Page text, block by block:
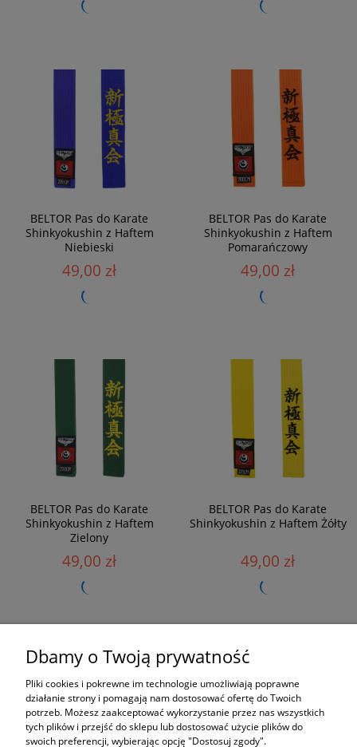
BELTOR Pas do Karate
Shinkyokushin z Haftem
Niebieski
49,00 zł
BELTOR Pas do Karate
Shinkyokushin z Haftem
Pomarańczowy
49,00 zł
BELTOR Pas do Karate
Shinkyokushin z Haftem
Zielony
49,00 zł
BELTOR Pas do Karate
Shinkyokushin z Haftem Żółty
49,00 zł
Zamówienia
Moje konto
Dbamy o Twoją prywatność
Pliki cookies i pokrewne im technologie umożliwiają poprawne
działanie strony i pomagają nam dostosować ofertę do Twoich
potrzeb. Możesz zaakceptować wykorzystanie przez nas wszystkich
tych plików i przejść do sklepu lub dostosować użycie plików do
swoich preferencji, wybierając opcję "Dostosuj zgody".